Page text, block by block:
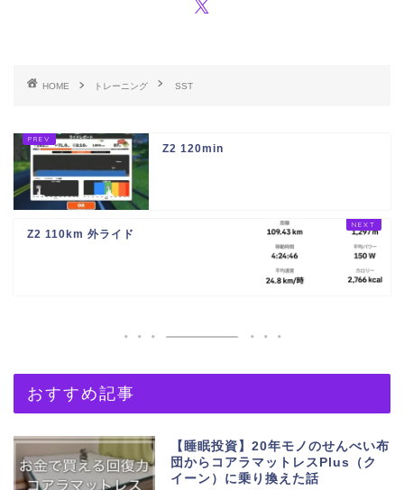
HOME トレーニング SST
Z2 120min
Z2 110km 外ライド
おすすめ記事
【睡眠投資】20年モノのせんべい布
団からコアラマットレスPlus（ク
イーン）に乗り換えた話